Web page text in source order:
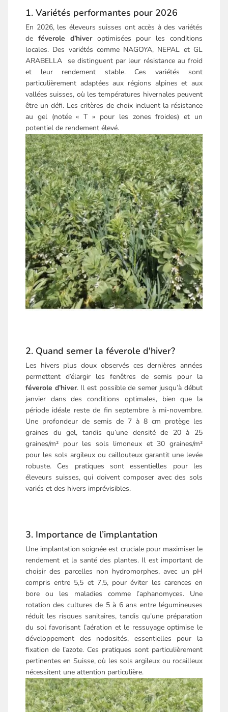
1. Variétés performantes pour 2026
En 2026, les éleveurs suisses ont accès à des variétés
de féverole d’hiveroptimisées pour les conditions
locales. Des variétés comme NAGOYA, NEPAL et GL
ARABELLA se distinguent par leur résistance au froid
et leur rendement stable. Ces variétés sont
particulièrement adaptées aux régions alpines et aux
vallées suisses, où les températures hivernales peuvent
être un défi. Les critères de choix incluent la résistance
au gel (notée « T » pour les zones froides) et un
potentiel de rendement élevé.
2. Quand semer la féverole d'hiver?
Les hivers plus doux observés ces dernières années
permettent d’élargir les fenêtres de semis pour la
féverole d’hiver. Il est possible de semer jusqu’à début
janvier dans des conditions optimales, bien que la
période idéale reste de fin septembre à mi-novembre.
Une profondeur de semis de 7 à 8 cm protège les
graines du gel, tandis qu’une densité de 20 à 25
graines/m² pour les sols limoneux et 30 graines/m²
pour les sols argileux ou caillouteux garantit une levée
robuste. Ces pratiques sont essentielles pour les
éleveurs suisses, qui doivent composer avec des sols
variés et des hivers imprévisibles.
3. Importance de l’implantation
Une implantation soignée est cruciale pour maximiser le
rendement et la santé des plantes. Il est important de
choisir des parcelles non hydromorphes, avec un pH
compris entre 5,5 et 7,5, pour éviter les carences en
bore ou les maladies comme l’aphanomyces. Une
rotation des cultures de 5 à 6 ans entre légumineuses
réduit les risques sanitaires, tandis qu’une préparation
du sol favorisant l’aération et le ressuyage optimise le
développement des nodosités, essentielles pour la
fixation de l’azote. Ces pratiques sont particulièrement
pertinentes en Suisse, où les sols argileux ou rocailleux
nécessitent une attention particulière.